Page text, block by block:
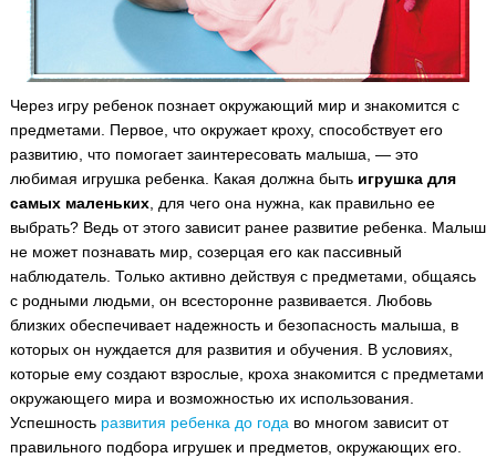
Через игру ребенок познает окружающий мир и знакомится с
предметами. Первое, что окружает кроху, способствует его
развитию, что помогает заинтересовать малыша, — это
любимая игрушка ребенка. Какая должна быть игрушка для
самых маленьких, для чего она нужна, как правильно ее
выбрать? Ведь от этого зависит ранее развитие ребенка. Малыш
не может познавать мир, созерцая его как пассивный
наблюдатель. Только активно действуя с предметами, общаясь
с родными людьми, он всесторонне развивается. Любовь
близких обеспечивает надежность и безопасность малыша, в
которых он нуждается для развития и обучения. В условиях,
которые ему создают взрослые, кроха знакомится с предметами
окружающего мира и возможностью их использования.
Успешность развития ребенка до года во многом зависит от
правильного подбора игрушек и предметов, окружающих его.